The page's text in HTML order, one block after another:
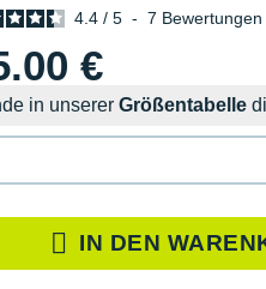
4.4 / 5 - 7 Bewertungen
€
in unserer Größentabelle
IN DEN